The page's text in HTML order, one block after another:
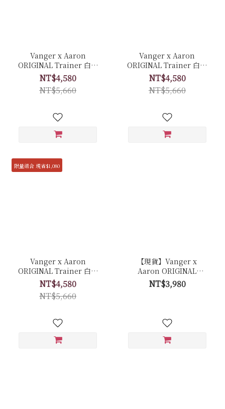
Vanger x Aaron
ORIGINAL Trainer 白色
經典復古休閒鞋 聯名限量
套組 - Ca007皚白色(膠底)
NT$4,580
NT$5,660
Vanger x Aaron
ORIGINAL Trainer 白色
經典復古休閒鞋 聯名限量
套組 - Ca006卵石白(牛皮
拼接反毛皮)
NT$4,580
NT$5,660
限量組合 現省$1,080
Vanger x Aaron
ORIGINAL Trainer 白色
經典復古休閒鞋 聯名限量
套組 - Ca006皚白色(膠底)
NT$4,580
NT$5,660
【現貨】Vanger x
Aaron ORIGINAL
Trainer 白色經典復古休
閒鞋 - Ca007皚白色(膠底)
NT$3,980